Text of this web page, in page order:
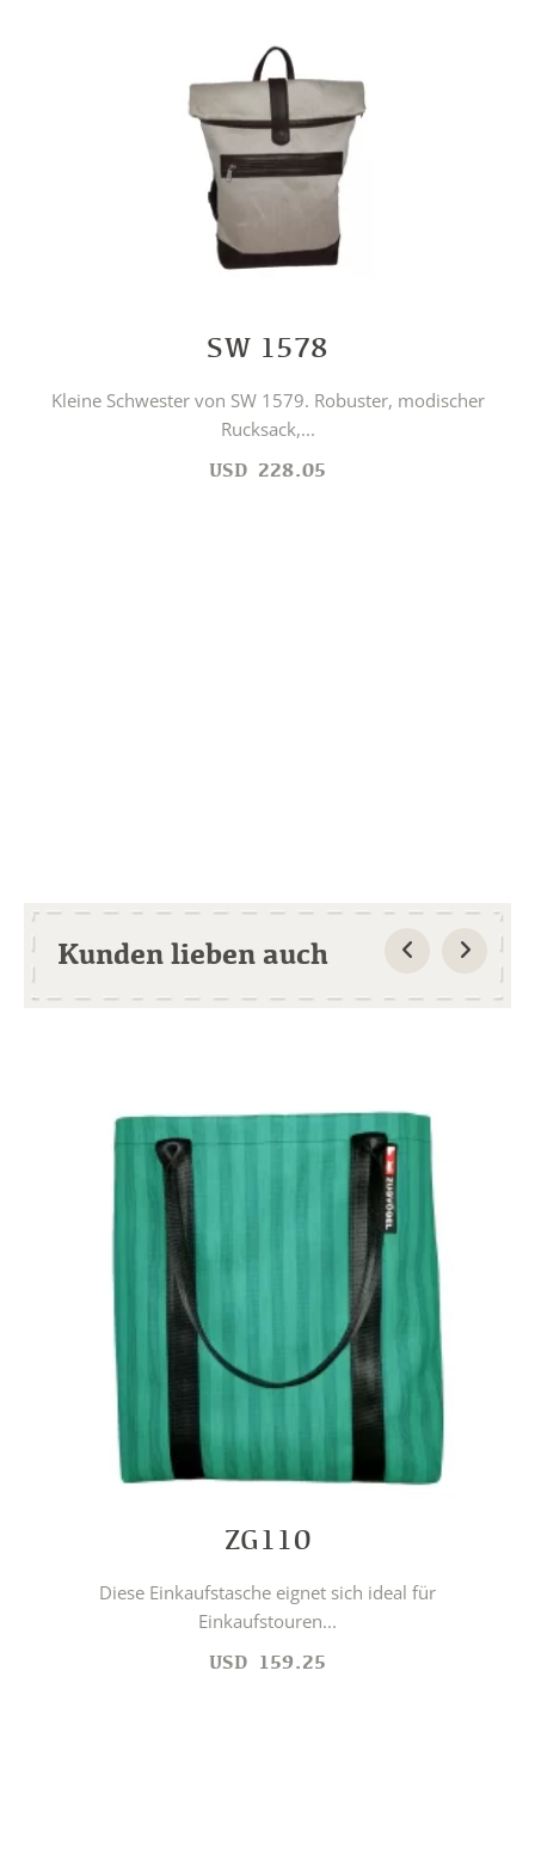
SW 1578
Kleine Schwester von SW 1579. Robuster, modischer
Rucksack,...
USD 228.05
Kunden lieben auch
ZG110
Diese Einkaufstasche eignet sich ideal für
Einkaufstouren...
USD 159.25